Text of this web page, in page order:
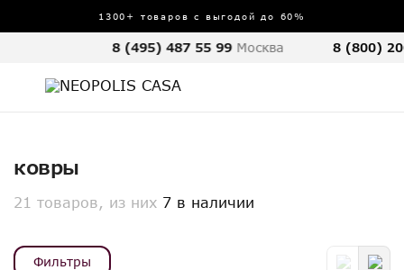
1300+ товаров с выгодой до 60%
8 (495) 487 55 99 Москва 8 (800)
ковры
21 товаров, из них 7 в наличии
Фильтры